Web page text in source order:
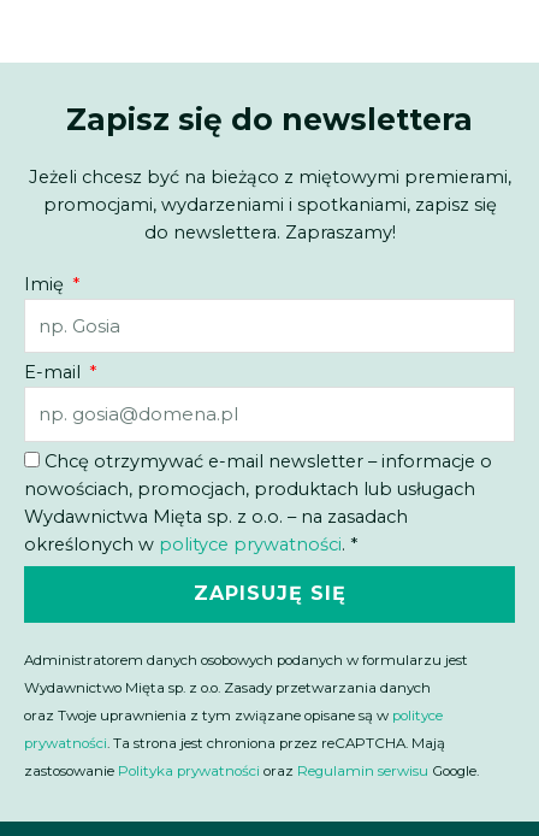
Zapisz się do newslettera
Jeżeli chcesz być na bieżąco z miętowymi premierami,
promocjami, wydarzeniami i spotkaniami, zapisz się
do newslettera. Zapraszamy!
Imię
E-mail
Chcę otrzymywać e-mail newsletter – informacje o
nowościach, promocjach, produktach lub usługach
Wydawnictwa Mięta sp. z o.o. – na zasadach
określonych w polityce prywatności. *
ZAPISUJĘ SIĘ
Administratorem danych osobowych podanych w formularzu jest
Wydawnictwo Mięta sp. z o.o. Zasady przetwarzania danych
oraz Twoje uprawnienia z tym związane opisane są w polityce
prywatności . Ta strona jest chroniona przez reCAPTCHA. Mają
zastosowanie Polityka prywatności oraz Regulamin serwisu Google.